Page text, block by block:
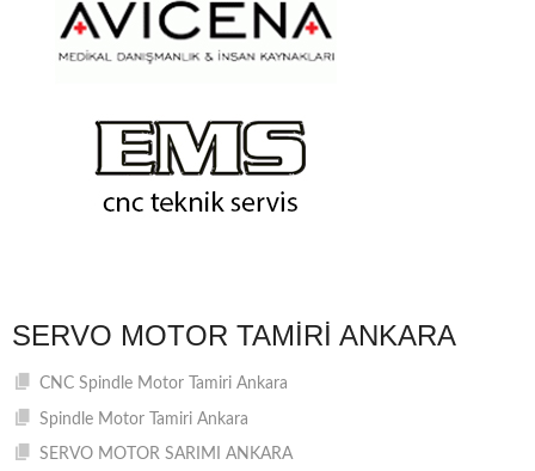
SERVO MOTOR TAMIRI ANKARA
CNC Spindle Motor Tamiri Ankara
Spindle Motor Tamiri Ankara
SERVO MOTOR SARIMI ANKARA